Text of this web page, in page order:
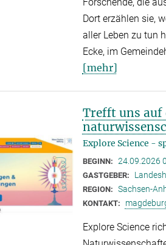
Dort erzählen sie,
aller Leben zu tun
Ecke, im
[mehr]
Trefft uns auf
Explore Science -
BEGINN: 24.09.2026
GASTGEBER:
REGION: Sachsen-
KONTAKT:
Explore Science